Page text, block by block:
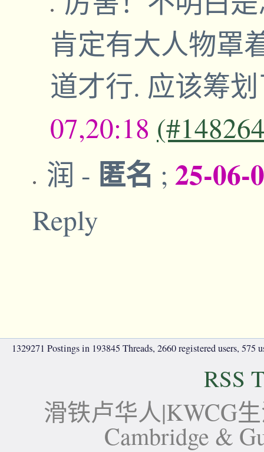
肯定有大人物罩
道才行. 应该筹
07,20:18
润 - 匿名 ; 25-06-
Reply
1329271 Postings in 193845 Threads, 2660 registered users, 575
RSS
滑铁卢华人|KWCG
Cambridge &